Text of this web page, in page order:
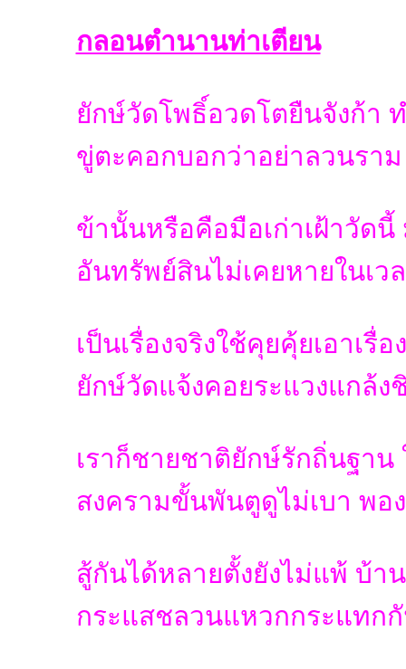
กลอนตำนานท่าเตียน
ยักษ์วัดโพธิ์อวดโตยืนจังก้า
ขู่ตะคอกบอกว่าอย่าลวนรา
ข้านั้นหรือคือมือเก่าเฝ้าวัด
อันทรัพย์สินไม่เคยหายในเว
เป็นเรื่องจริงใช้คุยคุ้ยเอาเ
ยักษ์วัดแจ้งคอยระแวงแกล้ง
เราก็ชายชาติยักษ์รักถิ่นฐาน
สงครามขั้นพันตูดูไม่เบา พอ
สู้กันได้หลายตั้งยังไม่แพ้ บ้า
กระแสชลวนแหวกกระแทก